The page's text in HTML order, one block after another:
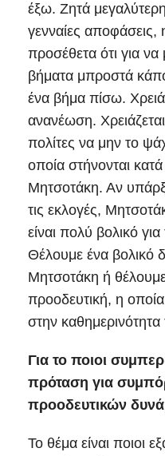
έξω. Ζητά
γενναίες αποφάσεις,
προσέθετα ότι για
βήματα μπροστά
ένα βήμα πίσω.
ανανέωση.
πολίτες να μην το
οποία στήνονται
Μητσοτάκη. Αν
τις εκλογές,
είναι πολύ βολικό
Θέλουμε ένα βολικό
Μητσοτάκη ή
προοδευτική, η
στην
Για το ποιοι
πρόταση για
προοδευτικών
Το θέμα είναι ποιοι